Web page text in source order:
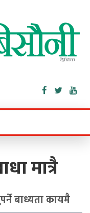
मात्रै
बाध्यता कायमै